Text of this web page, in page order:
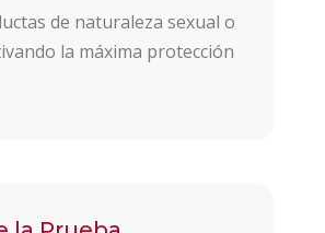
de naturaleza sexual o
la máxima protección